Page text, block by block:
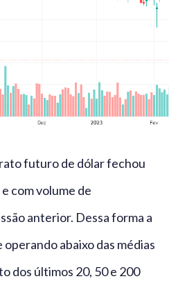
futuro de dólar fechou
com volume de
anterior. Dessa forma a
abaixo das médias
dos últimos 20, 50 e 200